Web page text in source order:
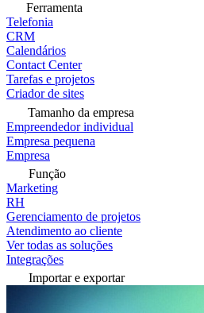
Ferramenta
Telefonia
CRM
Calendários
Contact Center
Tarefas e projetos
Criador de sites
Tamanho da empresa
Empreendedor individual
Empresa pequena
Empresa
Função
Marketing
RH
Gerenciamento de projetos
Atendimento ao cliente
Ver todas as soluções
Integrações
Importar e exportar